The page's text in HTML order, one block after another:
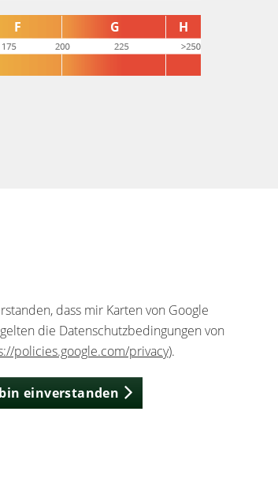
dass mir Karten von Google
die Datenschutzbedingungen von
policies.google.com/privacy).
einverstanden